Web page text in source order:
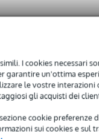
I cookies necessari
garantire un'ottima
le vostre
gli acquisti dei
cookie preferenze
sui cookies e sul